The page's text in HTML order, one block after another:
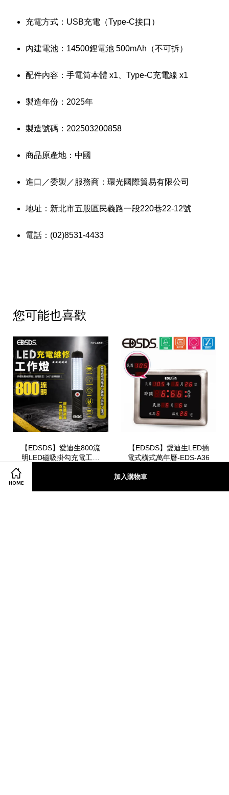
HOME
加入購物車
充電方式：USB充電（Type-C接口）
內建電池：14500鋰電池 500mAh（不可拆）
配件內容：手電筒本體 x1、Type-C充電線 x1
製造年份：2025年
製造號碼：202503200858
商品原產地：中國
進口／委製／服務商：環光國際貿易有限公司
地址：新北市五股區民義路一段220巷22-12號
電話：(02)8531-4433
您可能也喜歡
【EDSDS】愛迪生800流
明LED磁吸掛勾充電工作
加入購物車
【EDSDS】愛迪生LED插
電式橫式萬年曆-EDS-A36
加入購物車